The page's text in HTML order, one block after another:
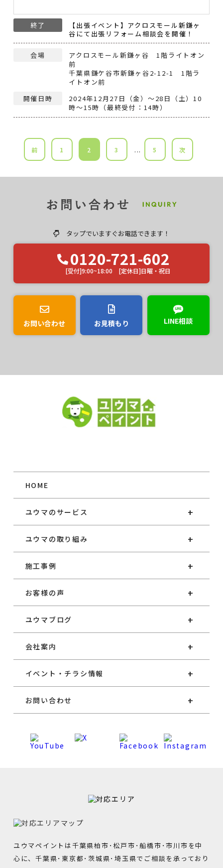
終了
【出張イベント】アクロスモール新鎌ヶ
谷にて出張リフォーム相談会を開催！
会場
アクロスモール新鎌ヶ谷 1階ライトオン
前
千葉県鎌ケ谷市新鎌ヶ谷2-12-1 1階ラ
イトオン前
開催日時
2024年12月27日（金）～28日（土）10
時～15時（最終受付：14時）
前 1 2 3 ... 5 次
タップでいますぐお電話できます！
0120-721-602
[受付]9:00~18:00 [定休日]日曜・祝日
お問い合わせ お見積もり LINE相談
HOME
ユウマのサービス
ユウマの取り組み
施工事例
お客様の声
ユウマブログ
会社案内
イベント・チラシ情報
お問い合わせ
ユウマペイントは千葉県柏市･松戸市･船橋市･市川市を中
心に、千葉県･東京都･茨城県･埼玉県でご相談を承っており